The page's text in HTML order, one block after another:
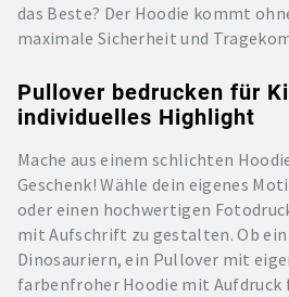
das Beste? Der Hoodie kommt
maximale Sicherheit und
Pullover bedrucken für
individuelles Highlight
Mache aus einem schlichten
Geschenk! Wähle dein eigenes
oder einen hochwertigen
mit Aufschrift zu gestalten. Ob
Dinosauriern, ein Pullover mit
farbenfroher Hoodie mit Aufdruck